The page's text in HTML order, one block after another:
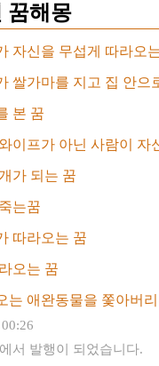
꿈해몽
자신을 무섭게 따라오
쌀가마를 지고 집 안으
본 꿈
이프가 아닌 사람이 자
가 되는 꿈
는꿈
따라오는 꿈
오는 꿈
는 애완동물을 쫓아버
에서 발행이 되었습니다.